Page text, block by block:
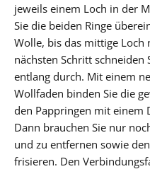
jeweils einem Loch in der
Sie die beiden Ringe
Wolle, bis das mittige Loch
nächsten Schritt schneiden
entlang durch. Mit einem
Wollfaden binden Sie die
den Pappringen mit einem
Dann brauchen Sie nur
und zu entfernen sowie
frisieren. Den